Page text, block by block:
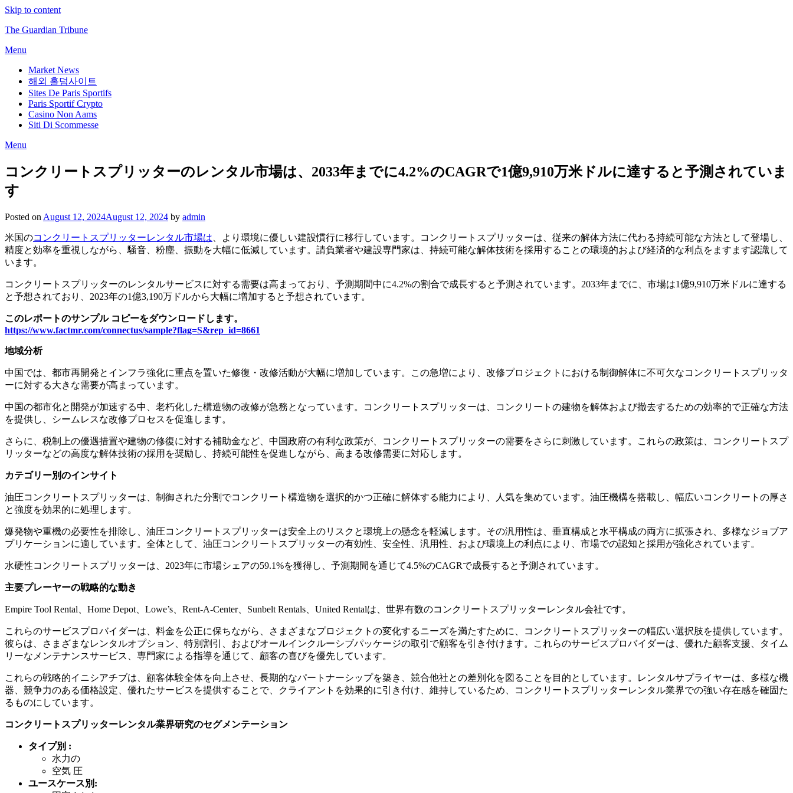
Skip to content
The Guardian Tribune
Menu
Market News
해외 홀덤사이트
Sites De Paris Sportifs
Paris Sportif Crypto
Casino Non Aams
Siti Di Scommesse
Menu
コンクリートスプリッターのレンタル市場は、2033年までに4.2%のCAGRで1億9,910万米ドルに達すると予測されていま
す
Posted on August 12, 2024August 12, 2024 by admin
米国のコンクリートスプリッターレンタル市場は 、より環境に優しい建設慣行に移行しています。コンクリートスプリッターは、従来の解体方法に代わる持続可能な方法として登場し、
精度と効率を重視しながら、騒音、粉塵、振動を大幅に低減しています。請負業者や建設専門家は、持続可能な解体技術を採用することの環境的および経済的な利点をますます認識して
います。
コンクリートスプリッターのレンタルサービスに対する需要は高まっており、予測期間中に4.2%の割合で成長すると予測されています。2033年までに、市場は1億9,910万米ドルに達する
と予想されており、2023年の1億3,190万ドルから大幅に増加すると予想されています。
このレポートのサンプル コピーをダウンロードします。
https://www.factmr.com/connectus/sample?flag=S&rep_id=8661
地域分析
中国では、都市再開発とインフラ強化に重点を置いた修復・改修活動が大幅に増加しています。この急増により、改修プロジェクトにおける制御解体に不可欠なコンクリートスプリッタ
ーに対する大きな需要が高まっています。
中国の都市化と開発が加速する中、老朽化した構造物の改修が急務となっています。コンクリートスプリッターは、コンクリートの建物を解体および撤去するための効率的で正確な方法
を提供し、シームレスな改修プロセスを促進します。
さらに、税制上の優遇措置や建物の修復に対する補助金など、中国政府の有利な政策が、コンクリートスプリッターの需要をさらに刺激しています。これらの政策は、コンクリートスプ
リッターなどの高度な解体技術の採用を奨励し、持続可能性を促進しながら、高まる改修需要に対応します。
カテゴリー別のインサイト
油圧コンクリートスプリッターは、制御された分割でコンクリート構造物を選択的かつ正確に解体する能力により、人気を集めています。油圧機構を搭載し、幅広いコンクリートの厚さ
と強度を効果的に処理します。
爆発物や重機の必要性を排除し、油圧コンクリートスプリッターは安全上のリスクと環境上の懸念を軽減します。その汎用性は、垂直構成と水平構成の両方に拡張され、多様なジョブア
プリケーションに適しています。全体として、油圧コンクリートスプリッターの有効性、安全性、汎用性、および環境上の利点により、市場での認知と採用が強化されています。
水硬性コンクリートスプリッターは、2023年に市場シェアの59.1%を獲得し、予測期間を通じて4.5%のCAGRで成長すると予測されています。
主要プレーヤーの戦略的な動き
Empire Tool Rental、Home Depot、Lowe’s、Rent-A-Center、Sunbelt Rentals、United Rentalは、世界有数のコンクリートスプリッターレンタル会社です。
これらのサービスプロバイダーは、料金を公正に保ちながら、さまざまなプロジェクトの変化するニーズを満たすために、コンクリートスプリッターの幅広い選択肢を提供しています。
彼らは、さまざまなレンタルオプション、特別割引、およびオールインクルーシブパッケージの取引で顧客を引き付けます。これらのサービスプロバイダーは、優れた顧客支援、タイム
リーなメンテナンスサービス、専門家による指導を通じて、顧客の喜びを優先しています。
これらの戦略的イニシアチブは、顧客体験全体を向上させ、長期的なパートナーシップを築き、競合他社との差別化を図ることを目的としています。レンタルサプライヤーは、多様な機
器、競争力のある価格設定、優れたサービスを提供することで、クライアントを効果的に引き付け、維持しているため、コンクリートスプリッターレンタル業界での強い存在感を確固た
るものにしています。
コンクリートスプリッターレンタル業界研究のセグメンテーション
タイプ別 :
水力の
空気 圧
ユースケース別: